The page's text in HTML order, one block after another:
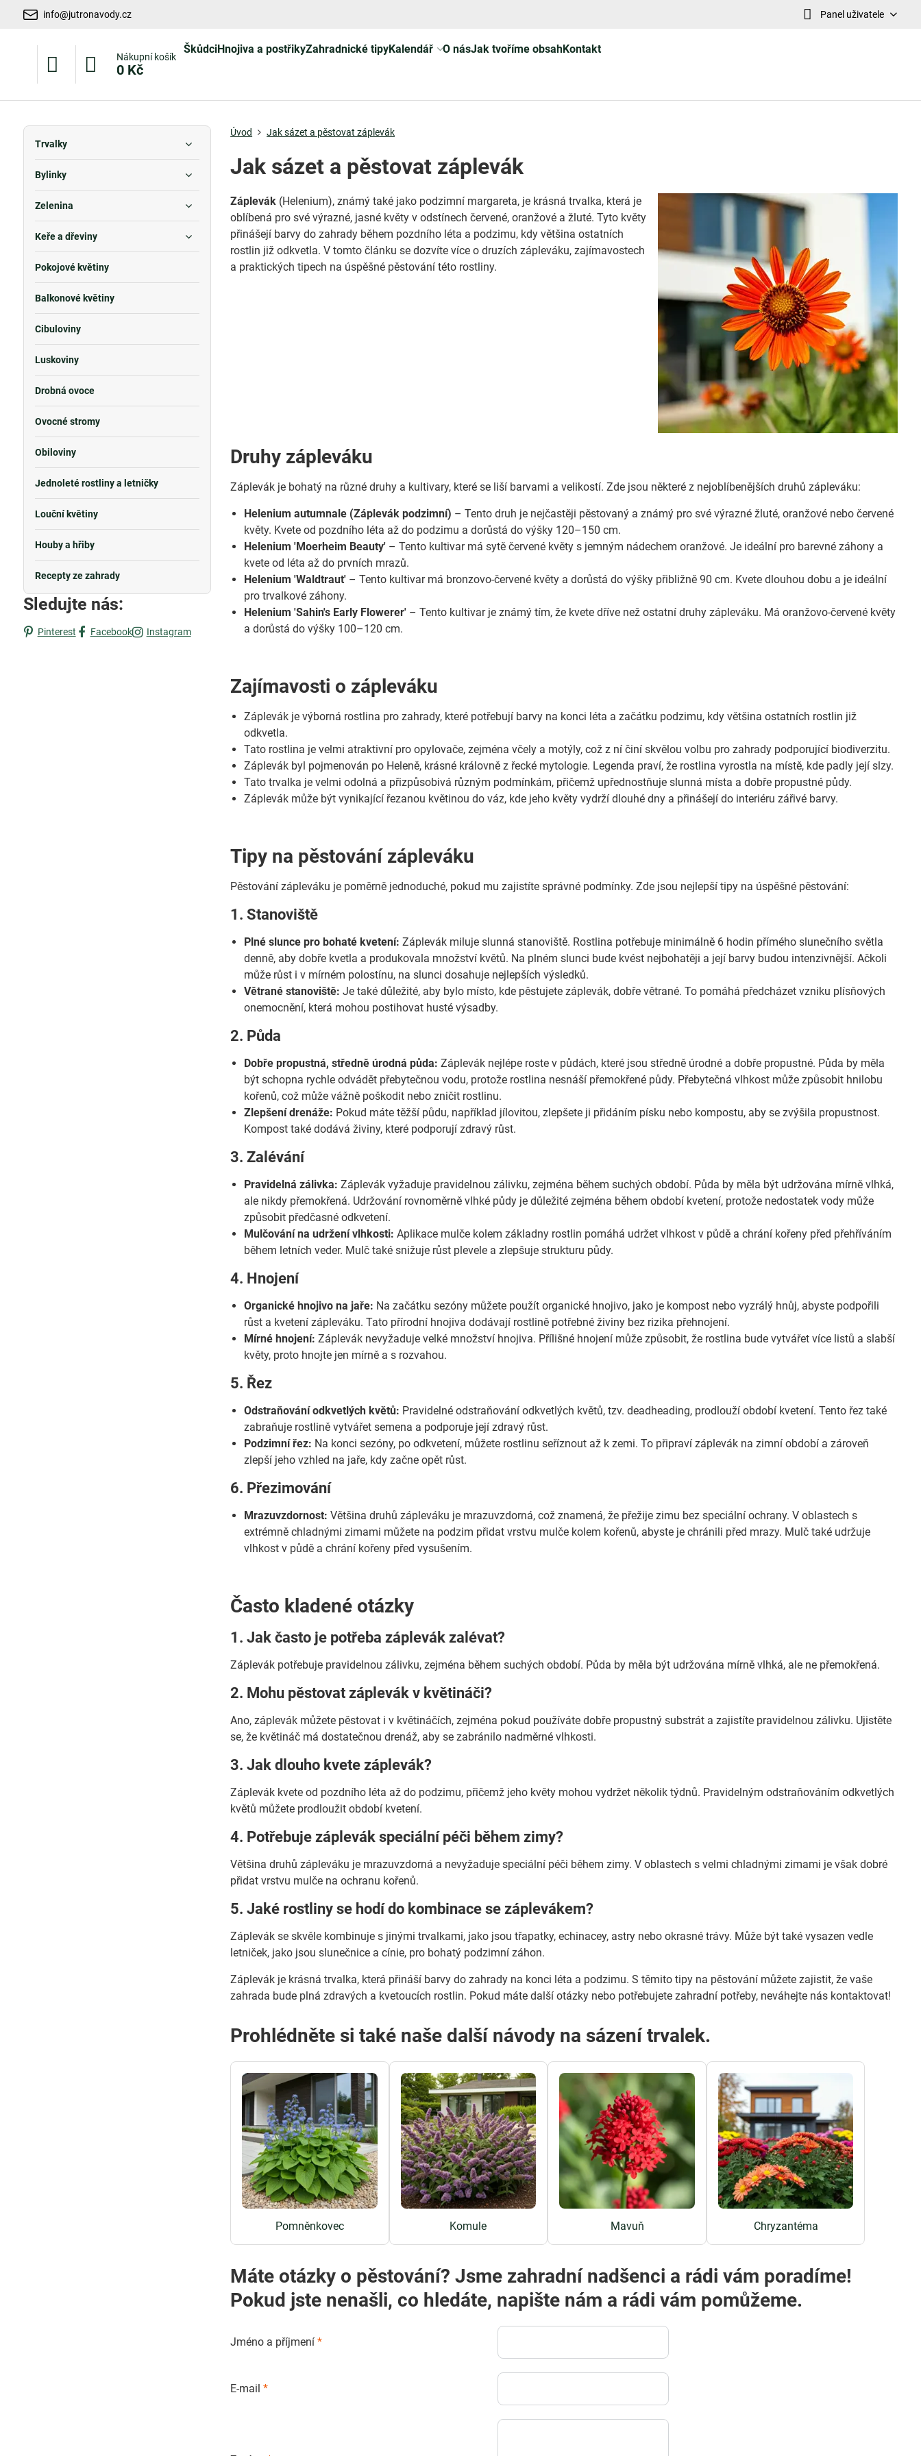
info@jutronavody.cz Panel uživatele
Nákupní košík
0 Kč
ŠkůdciHnojiva a postřikyZahradnické tipyKalendář O násJak tvoříme obsahKontakt
Úvod Jak sázet a pěstovat záplevák
Jak sázet a pěstovat záplevák
Záplevák (Helenium), známý také jako podzimní margareta, je krásná trvalka, která je
oblíbená pro své výrazné, jasné květy v odstínech červené, oranžové a žluté. Tyto květy
přinášejí barvy do zahrady během pozdního léta a podzimu, kdy většina ostatních
rostlin již odkvetla. V tomto článku se dozvíte více o druzích zápleváku, zajímavostech
a praktických tipech na úspěšné pěstování této rostliny.
Druhy zápleváku
Záplevák je bohatý na různé druhy a kultivary, které se liší barvami a velikostí. Zde jsou některé z nejoblíbenějších druhů zápleváku:
Helenium autumnale (Záplevák podzimní) – Tento druh je nejčastěji pěstovaný a známý pro své výrazné žluté, oranžové nebo červené
květy. Kvete od pozdního léta až do podzimu a dorůstá do výšky 120–150 cm.
Helenium 'Moerheim Beauty' – Tento kultivar má sytě červené květy s jemným nádechem oranžové. Je ideální pro barevné záhony a
kvete od léta až do prvních mrazů.
Helenium 'Waldtraut' – Tento kultivar má bronzovo-červené květy a dorůstá do výšky přibližně 90 cm. Kvete dlouhou dobu a je ideální
pro trvalkové záhony.
Helenium 'Sahin's Early Flowerer' – Tento kultivar je známý tím, že kvete dříve než ostatní druhy zápleváku. Má oranžovo-červené květy
a dorůstá do výšky 100–120 cm.
Zajímavosti o zápleváku
Záplevák je výborná rostlina pro zahrady, které potřebují barvy na konci léta a začátku podzimu, kdy většina ostatních rostlin již
odkvetla.
Tato rostlina je velmi atraktivní pro opylovače, zejména včely a motýly, což z ní činí skvělou volbu pro zahrady podporující biodiverzitu.
Záplevák byl pojmenován po Heleně, krásné královně z řecké mytologie. Legenda praví, že rostlina vyrostla na místě, kde padly její slzy.
Tato trvalka je velmi odolná a přizpůsobivá různým podmínkám, přičemž upřednostňuje slunná místa a dobře propustné půdy.
Záplevák může být vynikající řezanou květinou do váz, kde jeho květy vydrží dlouhé dny a přinášejí do interiéru zářivé barvy.
Tipy na pěstování zápleváku
Pěstování zápleváku je poměrně jednoduché, pokud mu zajistíte správné podmínky. Zde jsou nejlepší tipy na úspěšné pěstování:
1. Stanoviště
Plné slunce pro bohaté kvetení: Záplevák miluje slunná stanoviště. Rostlina potřebuje minimálně 6 hodin přímého slunečního světla
denně, aby dobře kvetla a produkovala množství květů. Na plném slunci bude kvést nejbohatěji a její barvy budou intenzivnější. Ačkoli
může růst i v mírném polostínu, na slunci dosahuje nejlepších výsledků.
Větrané stanoviště: Je také důležité, aby bylo místo, kde pěstujete záplevák, dobře větrané. To pomáhá předcházet vzniku plísňových
onemocnění, která mohou postihovat husté výsadby.
2. Půda
Dobře propustná, středně úrodná půda: Záplevák nejlépe roste v půdách, které jsou středně úrodné a dobře propustné. Půda by měla
být schopna rychle odvádět přebytečnou vodu, protože rostlina nesnáší přemokřené půdy. Přebytečná vlhkost může způsobit hnilobu
kořenů, což může vážně poškodit nebo zničit rostlinu.
Zlepšení drenáže: Pokud máte těžší půdu, například jílovitou, zlepšete ji přidáním písku nebo kompostu, aby se zvýšila propustnost.
Kompost také dodává živiny, které podporují zdravý růst.
3. Zalévání
Pravidelná zálivka: Záplevák vyžaduje pravidelnou zálivku, zejména během suchých období. Půda by měla být udržována mírně vlhká,
ale nikdy přemokřená. Udržování rovnoměrně vlhké půdy je důležité zejména během období kvetení, protože nedostatek vody může
způsobit předčasné odkvetení.
Mulčování na udržení vlhkosti: Aplikace mulče kolem základny rostlin pomáhá udržet vlhkost v půdě a chrání kořeny před přehříváním
během letních veder. Mulč také snižuje růst plevele a zlepšuje strukturu půdy.
4. Hnojení
Organické hnojivo na jaře: Na začátku sezóny můžete použít organické hnojivo, jako je kompost nebo vyzrálý hnůj, abyste podpořili
růst a kvetení zápleváku. Tato přírodní hnojiva dodávají rostlině potřebné živiny bez rizika přehnojení.
Mírné hnojení: Záplevák nevyžaduje velké množství hnojiva. Přílišné hnojení může způsobit, že rostlina bude vytvářet více listů a slabší
květy, proto hnojte jen mírně a s rozvahou.
5. Řez
Odstraňování odkvetlých květů: Pravidelné odstraňování odkvetlých květů, tzv. deadheading, prodlouží období kvetení. Tento řez také
zabraňuje rostlině vytvářet semena a podporuje její zdravý růst.
Podzimní řez: Na konci sezóny, po odkvetení, můžete rostlinu seříznout až k zemi. To připraví záplevák na zimní období a zároveň
zlepší jeho vzhled na jaře, kdy začne opět růst.
6. Přezimování
Mrazuvzdornost: Většina druhů zápleváku je mrazuvzdorná, což znamená, že přežije zimu bez speciální ochrany. V oblastech s
extrémně chladnými zimami můžete na podzim přidat vrstvu mulče kolem kořenů, abyste je chránili před mrazy. Mulč také udržuje
vlhkost v půdě a chrání kořeny před vysušením.
Často kladené otázky
1. Jak často je potřeba záplevák zalévat?
Záplevák potřebuje pravidelnou zálivku, zejména během suchých období. Půda by měla být udržována mírně vlhká, ale ne přemokřená.
2. Mohu pěstovat záplevák v květináči?
Ano, záplevák můžete pěstovat i v květináčích, zejména pokud používáte dobře propustný substrát a zajistíte pravidelnou zálivku. Ujistěte
se, že květináč má dostatečnou drenáž, aby se zabránilo nadměrné vlhkosti.
3. Jak dlouho kvete záplevák?
Záplevák kvete od pozdního léta až do podzimu, přičemž jeho květy mohou vydržet několik týdnů. Pravidelným odstraňováním odkvetlých
květů můžete prodloužit období kvetení.
4. Potřebuje záplevák speciální péči během zimy?
Většina druhů zápleváku je mrazuvzdorná a nevyžaduje speciální péči během zimy. V oblastech s velmi chladnými zimami je však dobré
přidat vrstvu mulče na ochranu kořenů.
5. Jaké rostliny se hodí do kombinace se záplevákem?
Záplevák se skvěle kombinuje s jinými trvalkami, jako jsou třapatky, echinacey, astry nebo okrasné trávy. Může být také vysazen vedle
letniček, jako jsou slunečnice a cínie, pro bohatý podzimní záhon.
Záplevák je krásná trvalka, která přináší barvy do zahrady na konci léta a podzimu. S těmito tipy na pěstování můžete zajistit, že vaše
zahrada bude plná zdravých a kvetoucích rostlin. Pokud máte další otázky nebo potřebujete zahradní potřeby, neváhejte nás kontaktovat!
Prohlédněte si také naše další návody na sázení trvalek.
Pomněnkovec Komule Mavuň Chryzantéma
Máte otázky o pěstování? Jsme zahradní nadšenci a rádi vám poradíme!
Pokud jste nenašli, co hledáte, napište nám a rádi vám pomůžeme.
Jméno a příjmení*
E-mail*
Trvalky
Bylinky
Zelenina
Keře a dřeviny
Pokojové květiny
Balkonové květiny
Cibuloviny
Luskoviny
Drobná ovoce
Ovocné stromy
Obiloviny
Jednoleté rostliny a letničky
Louční květiny
Houby a hřiby
Recepty ze zahrady
Sledujte nás:
Pinterest Facebook Instagram